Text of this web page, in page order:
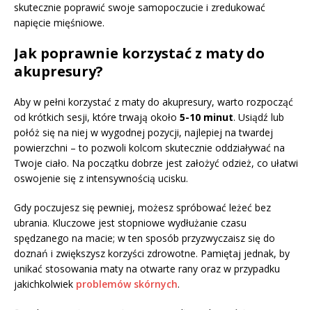
skutecznie poprawić swoje samopoczucie i zredukować
napięcie mięśniowe.
Jak poprawnie korzystać z maty do
akupresury?
Aby w pełni korzystać z maty do akupresury, warto rozpocząć
od krótkich sesji, które trwają około 5-10 minut. Usiądź lub
połóż się na niej w wygodnej pozycji, najlepiej na twardej
powierzchni – to pozwoli kolcom skutecznie oddziaływać na
Twoje ciało. Na początku dobrze jest założyć odzież, co ułatwi
oswojenie się z intensywnością ucisku.
Gdy poczujesz się pewniej, możesz spróbować leżeć bez
ubrania. Kluczowe jest stopniowe wydłużanie czasu
spędzanego na macie; w ten sposób przyzwyczaisz się do
doznań i zwiększysz korzyści zdrowotne. Pamiętaj jednak, by
unikać stosowania maty na otwarte rany oraz w przypadku
jakichkolwiek problemów skórnych.